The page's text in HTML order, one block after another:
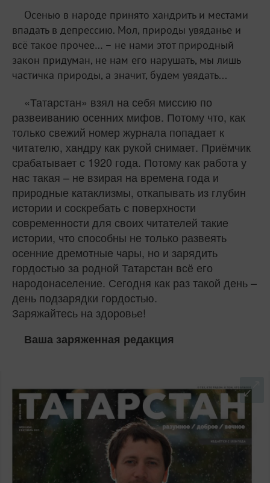
Осенью в народе принято хандрить и местами
впадать в депрессию. Мол, природы увяданье и
всё такое прочее… – не нами этот природный
закон придуман, не нам его нарушать, мы лишь
частичка природы, а значит, будем увядать...
«Татарстан» взял на себя миссию по
развеиванию осенних мифов. Потому что, как
только свежий номер журнала попадает к
читателю, хандру как рукой снимает. Приёмчик
срабатывает с 1920 года. Потому как работа у
нас такая – не взирая на времена года и
природные катаклизмы, откапывать из глубин
истории и соскребать с поверхности
современности для своих читателей такие
истории, что способны не только развеять
осенние дремотные чары, но и зарядить
гордостью за родной Татарстан всё его
народонаселение. Сегодня как раз такой день –
день подзарядки гордостью.
Заряжайтесь на здоровье!
Ваша заряженная редакция